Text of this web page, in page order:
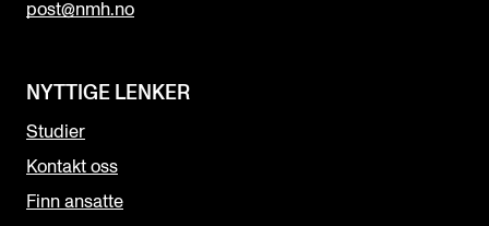
post@nmh.no
NYTTIGE LENKER
Studier
Kontakt oss
Finn ansatte